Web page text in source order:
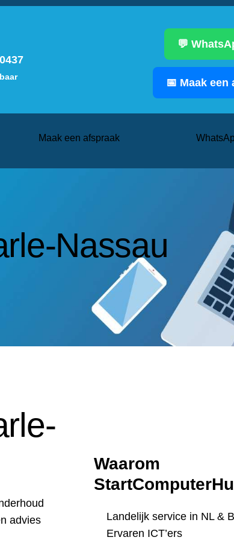
💬
📅 Maak een
Maak een afspraak
Nassau
advies
Waarom
Landelijk service in NL &
Ervaren ICT’ers